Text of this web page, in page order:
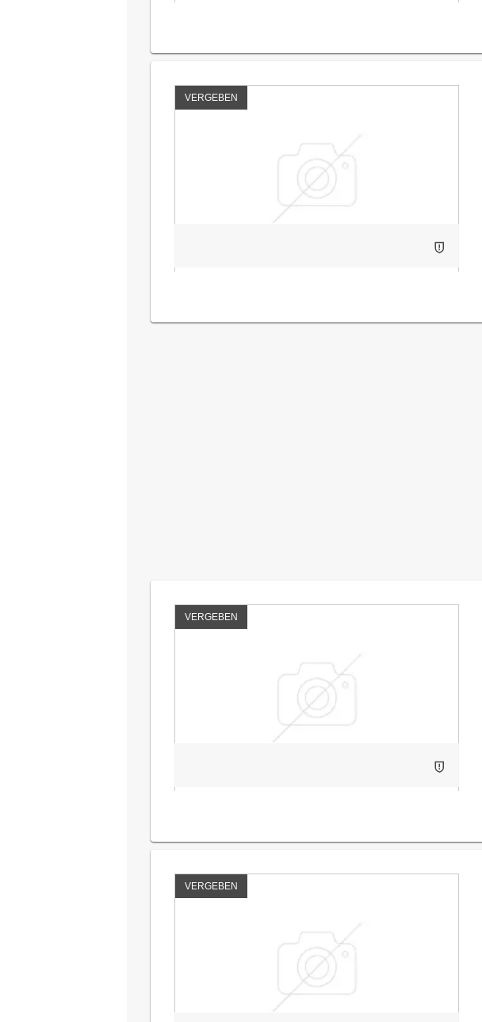
VERGEBEN
VERGEBEN
VERGEBEN